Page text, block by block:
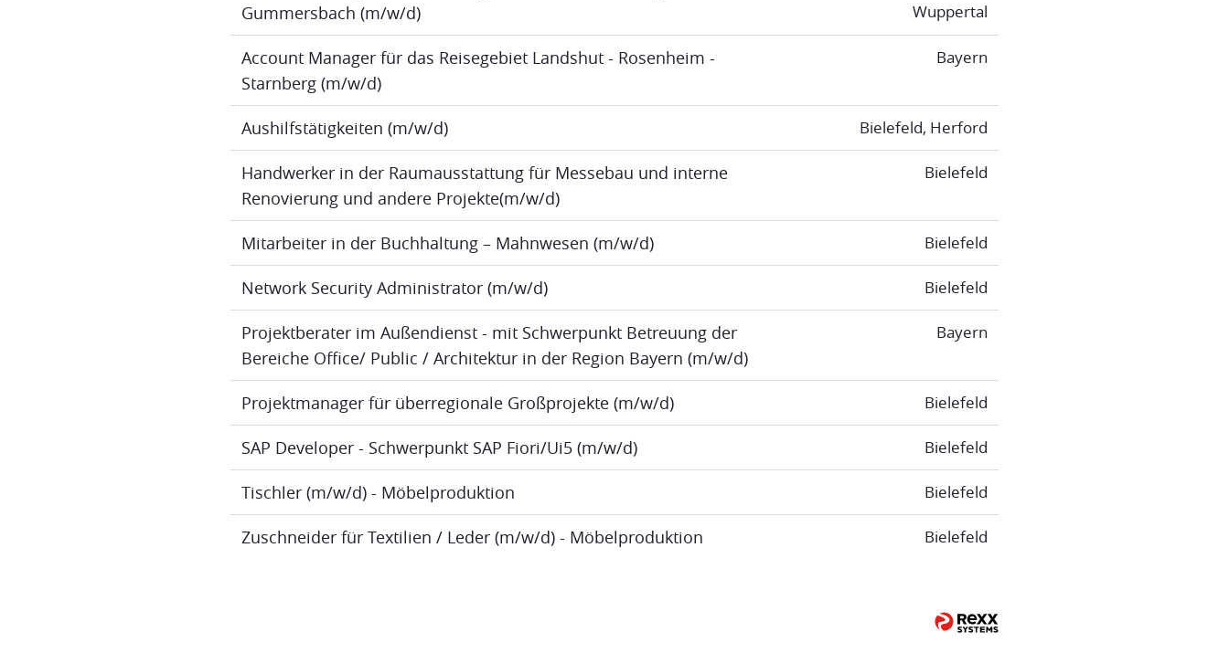
Gummersbach (m/w/d)
Wuppertal
Account Manager für das Reisegebiet Landshut - Rosenheim -
Starnberg (m/w/d)
Bayern
Aushilfstätigkeiten (m/w/d) Bielefeld, Herford
Handwerker in der Raumausstattung für Messebau und interne
Renovierung und andere Projekte(m/w/d)
Bielefeld
Mitarbeiter in der Buchhaltung – Mahnwesen (m/w/d) Bielefeld
Network Security Administrator (m/w/d) Bielefeld
Projektberater im Außendienst - mit Schwerpunkt Betreuung der
Bereiche Office/ Public / Architektur in der Region Bayern (m/w/d)
Bayern
Projektmanager für überregionale Großprojekte (m/w/d) Bielefeld
SAP Developer - Schwerpunkt SAP Fiori/Ui5 (m/w/d) Bielefeld
Tischler (m/w/d) - Möbelproduktion Bielefeld
Zuschneider für Textilien / Leder (m/w/d) - Möbelproduktion Bielefeld